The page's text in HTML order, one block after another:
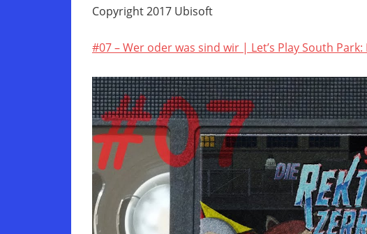
Copyright 2017 Ubisoft
#07 – Wer oder was sind wir | Let’s Play South